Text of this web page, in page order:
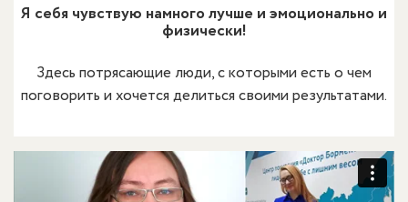
Я себя чувствую намного лучше и эмоционально и
физически!
Здесь потрясающие люди, с которыми есть о чем
поговорить и хочется делиться своими результатами.